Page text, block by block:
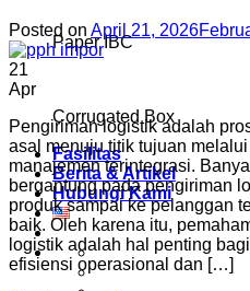
Paper IBC
Corrugated Box
Fasilitas
Berita & Artikel
Hubungi Kami
Posted on April 21, 2026
21
Apr
Pengiriman logistik adalah
asal menuju titik tujuan
manajemen terintegrasi.
bergantung pada pengiriman
produk sampai ke pelanggan
baik. Oleh karena itu,
logistik adalah hal penting
efisiensi operasional dan […]